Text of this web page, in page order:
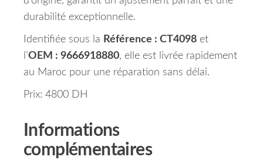
durabilité exceptionnelle.
Identifiée sous la Référence : CT4098 et
l’OEM : 9666918880, elle est livrée rapidement
au Maroc pour une réparation sans délai.
Prix: 4800 DH
Informations
complémentaires